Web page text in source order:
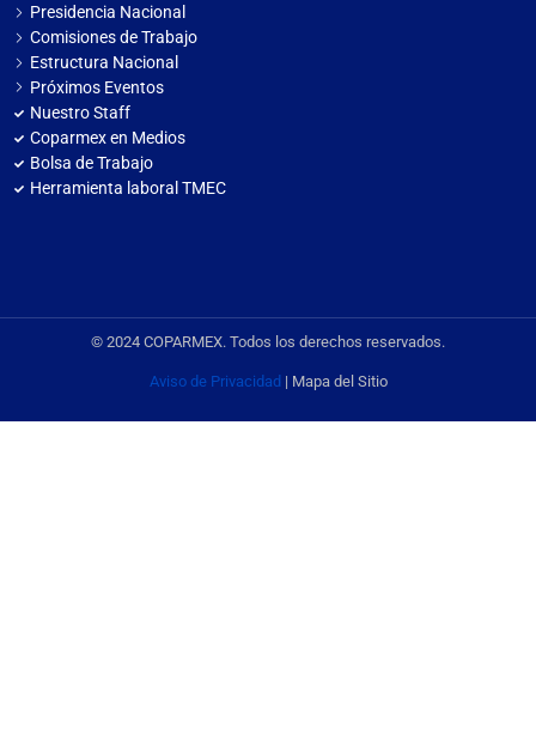
Presidencia Nacional
Comisiones de Trabajo
Estructura Nacional
Próximos Eventos
Nuestro Staff
Coparmex en Medios
Bolsa de Trabajo
Herramienta laboral TMEC
© 2024 COPARMEX. Todos los derechos reservados.
Aviso de Privacidad | Mapa del Sitio